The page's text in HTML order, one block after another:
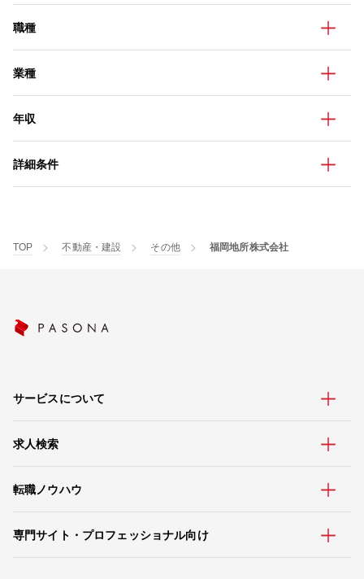
職種
業種
年収
詳細条件
TOP 不動産・建設 その他 福岡地所株式会社
サービスについて
求人検索
転職ノウハウ
専門サイト・プロフェッショナル向け